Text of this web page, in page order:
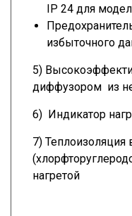
IP 24 для
избыточного
5)
диффузором из
6) Индикатор
7) Теплоизоляция
нагретой